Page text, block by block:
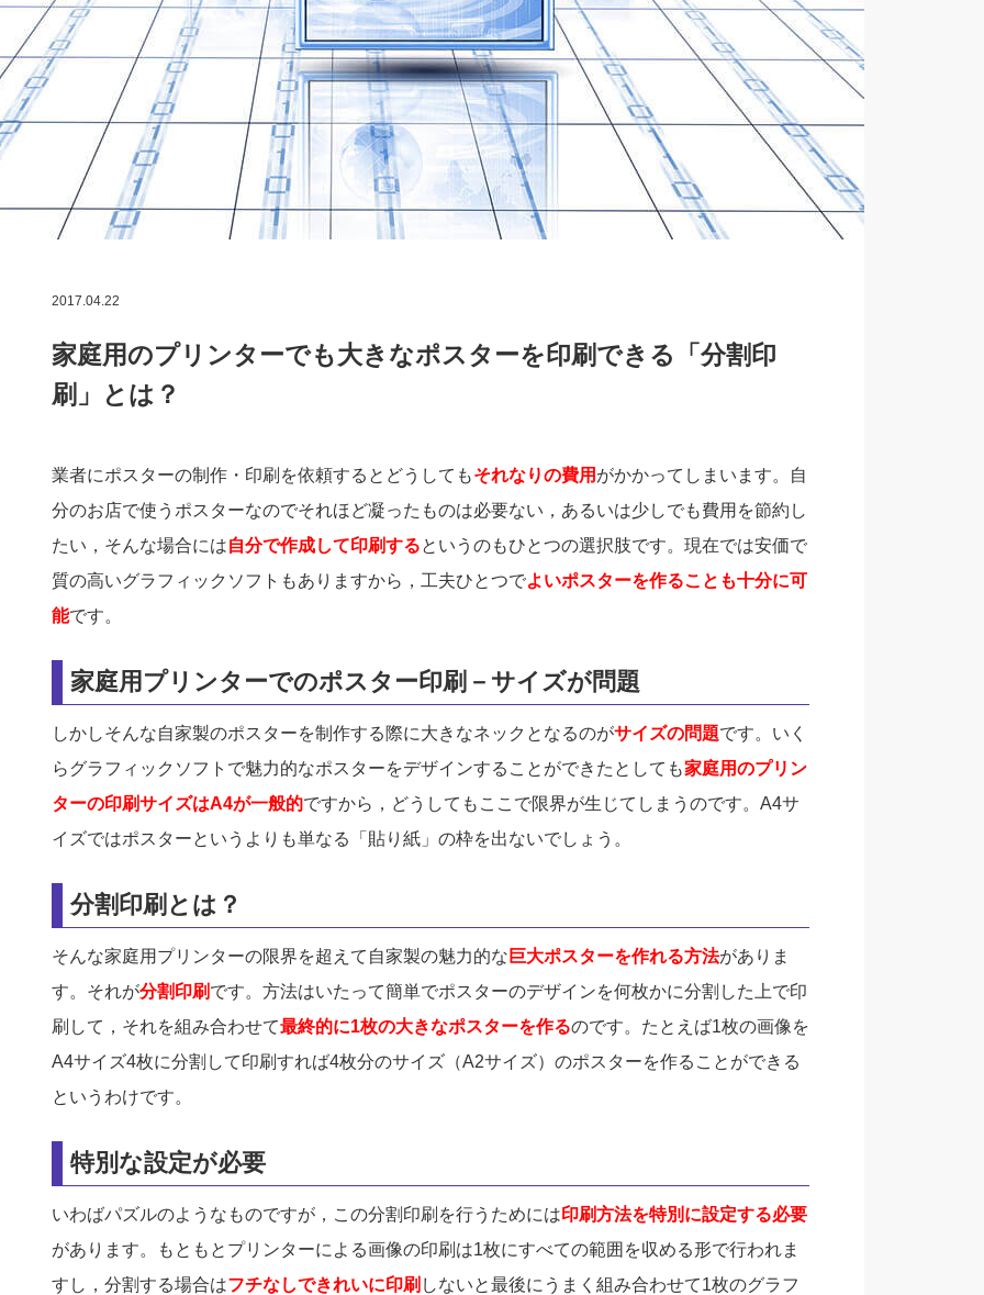
2017.04.22
家庭用のプリンターでも大きなポスターを印刷できる「分割印
刷」とは？
業者にポスターの制作・印刷を依頼するとどうしてもそれなりの費用 がかかってしまいます。自
分のお店で使うポスターなのでそれほど凝ったものは必要ない，あるいは少しでも費用を節約し
たい，そんな場合には自分で作成して印刷するというのもひとつの選択肢です。現在では安価で
質の高いグラフィックソフトもありますから，工夫ひとつでよいポスターを作ることも十分に可
能です。
家庭用プリンターでのポスター印刷－サイズが問題
しかしそんな自家製のポスターを制作する際に大きなネックとなるのがサイズの問題です。いく
らグラフィックソフトで魅力的なポスターをデザインすることができたとしても家庭用のプリン
ターの印刷サイズはA4が一般的ですから，どうしてもここで限界が生じてしまうのです。A4サ
イズではポスターというよりも単なる「貼り紙」の枠を出ないでしょう。
分割印刷とは？
そんな家庭用プリンターの限界を超えて自家製の魅力的な 巨大ポスターを作れる方法がありま
す。それが分割印刷 です。方法はいたって簡単でポスターのデザインを何枚かに分割した上で印
刷して，それを組み合わせて最終的に1枚の大きなポスターを作るのです。たとえば1枚の画像を
A4サイズ4枚に分割して印刷すれば4枚分のサイズ（A2サイズ）のポスターを作ることができる
というわけです。
特別な設定が必要
いわばパズルのようなものですが，この分割印刷を行うためには印刷方法を特別に設定する必要
があります。もともとプリンターによる画像の印刷は1枚にすべての範囲を収める形で行われま
すし，分割する場合はフチなしできれいに印刷 しないと最後にうまく組み合わせて1枚のグラフ